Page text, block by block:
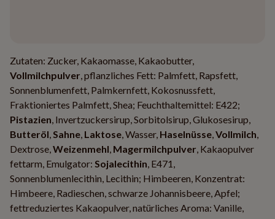
Zutaten: Zucker, Kakaomasse, Kakaobutter,
Vollmilchpulver, pflanzliches Fett: Palmfett, Rapsfett,
Sonnenblumenfett, Palmkernfett, Kokosnussfett,
Fraktioniertes Palmfett, Shea; Feuchthaltemittel: E422;
Pistazien, Invertzuckersirup, Sorbitolsirup, Glukosesirup,
Butteröl,Sahne, Laktose, Wasser, Haselnüsse,Vollmilch,
Dextrose,Weizenmehl, Magermilchpulver, Kakaopulver
fettarm, Emulgator: Sojalecithin, E471,
Sonnenblumenlecithin, Lecithin; Himbeeren, Konzentrat:
Himbeere, Radieschen, schwarze Johannisbeere, Apfel;
fettreduziertes Kakaopulver, natürliches Aroma: Vanille,